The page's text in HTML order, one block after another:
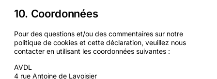
10. Coordonnées
Pour des questions et/ou des commentaires sur notre
politique de cookies et cette déclaration, veuillez nous
contacter en utilisant les coordonnées suivantes :
AVDL
4 rue Antoine de Lavoisier